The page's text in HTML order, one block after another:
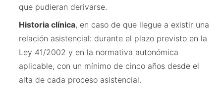
que pudieran derivarse.
Historia clínica, en caso de que llegue a existir una
relación asistencial: durante el plazo previsto en la
Ley 41/2002 y en la normativa autonómica
aplicable, con un mínimo de cinco años desde el
alta de cada proceso asistencial.